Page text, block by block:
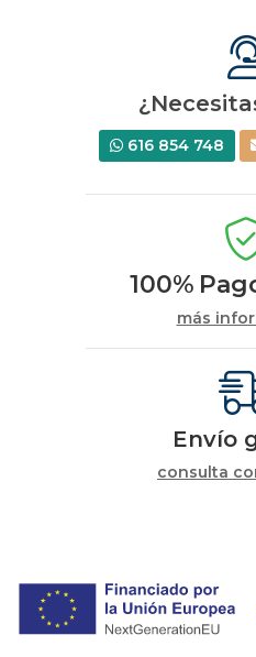
616 854 748
100%
más
Envío
consulta